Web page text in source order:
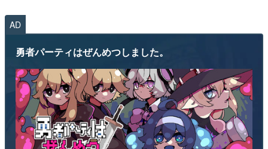
AD
勇者パーティはぜんめつしました。